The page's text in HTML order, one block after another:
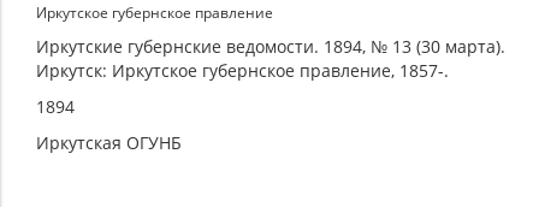
Иркутское губернское правление
Иркутские губернские ведомости. 1894, № 13 (30 марта).
Иркутск: Иркутское губернское правление, 1857-.
1894
Иркутская ОГУНБ